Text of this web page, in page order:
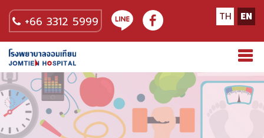
+66 3312 5999 TH EN